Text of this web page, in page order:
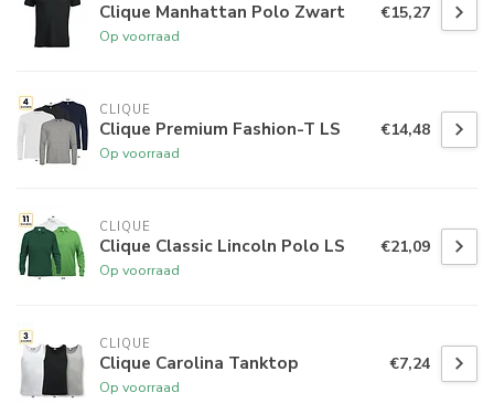
Clique Manhattan Polo Zwart
Op voorraad
€15,27
CLIQUE
Clique Premium Fashion-T LS
Op voorraad
€14,48
CLIQUE
Clique Classic Lincoln Polo LS
Op voorraad
€21,09
CLIQUE
Clique Carolina Tanktop
Op voorraad
€7,24